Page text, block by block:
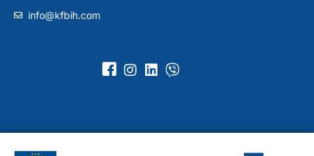
info@kfbih.com